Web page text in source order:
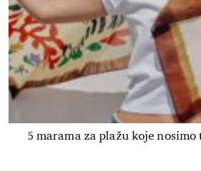
5 marama za plažu koje nosimo